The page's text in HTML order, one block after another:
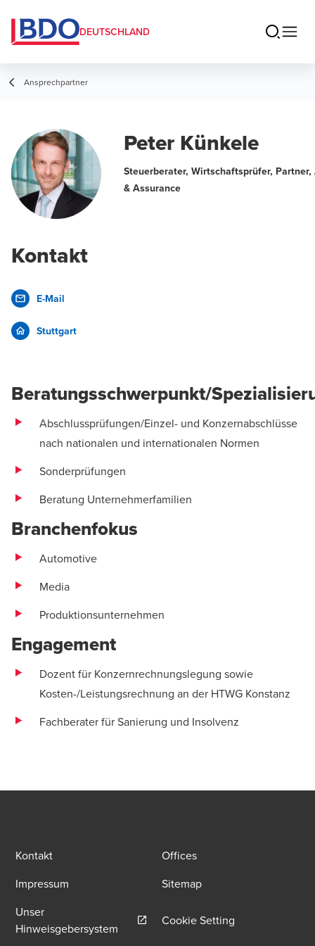
DEUTSCHLAND
Ansprechpartner
Peter Künkele
Steuerberater, Wirtschaftsprüfer,
& Assurance
Kontakt
E-Mail
Stuttgart
Beratungsschwerpunkt/
Abschlussprüfungen/Einzel- und Konzernabschlüsse
nach nationalen und internationalen Normen
Sonderprüfungen
Beratung Unternehmerfamilien
Branchenfokus
Automotive
Media
Produktionsunternehmen
Engagement
Dozent für Konzernrechnungslegung sowie
Kosten-/Leistungsrechnung an der HTWG Konstanz
Fachberater für Sanierung und Insolvenz
Kontakt
Offices
Impressum
Sitemap
Unser
Hinweisgebersystem Opens in a new window/tab
Cookie Setting